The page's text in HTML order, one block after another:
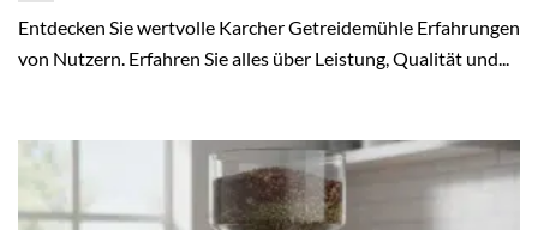
Entdecken Sie wertvolle Karcher Getreidemühle Erfahrungen
von Nutzern. Erfahren Sie alles über Leistung, Qualität und...